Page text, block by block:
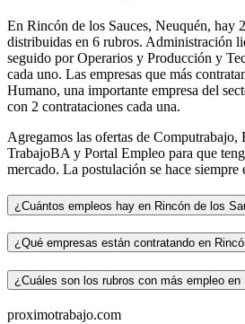
En Rincón de los Sauces, Neuquén, hay
distribuidas en 6 rubros. Administración
seguido por Operarios y Producción y
cada uno. Las empresas que más
Humano, una importante empresa del
con 2 contrataciones cada una.
Agregamos las ofertas de Computrabajo,
TrabajoBA y Portal Empleo para que
mercado. La postulación se hace
¿Cuántos empleos hay en Rincón de los
¿Qué empresas están contratando en
¿Cuáles son los rubros con más empleo
proximotrabajo.com